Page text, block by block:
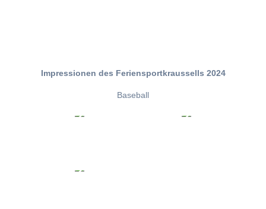
Impressionen des Feriensportkraussells 2024
Baseball